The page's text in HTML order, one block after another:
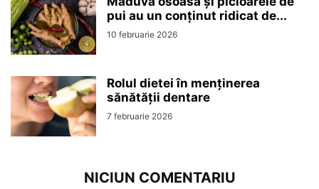
pui au un conținut ridicat de...
10 februarie 2026
Rolul dietei în menținerea
sănătății dentare
7 februarie 2026
NICIUN COMENTARIU